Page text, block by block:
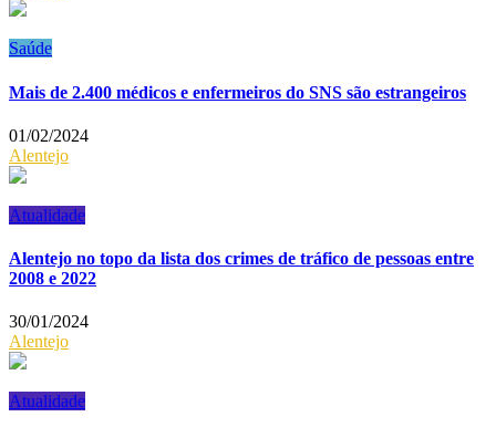
Saúde
Mais de 2.400 médicos e enfermeiros do SNS são estrangeiros
01/02/2024
Alentejo
Atualidade
Alentejo no topo da lista dos crimes de tráfico de pessoas entre
2008 e 2022
30/01/2024
Alentejo
Atualidade